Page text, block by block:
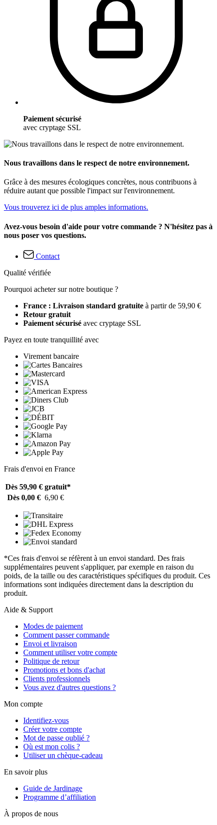
Paiement sécurisé
avec cryptage SSL
Nous travaillons dans le respect de notre environnement.
Grâce à des mesures écologiques concrètes, nous contribuons à
réduire autant que possible l'impact sur l'environnement.
Vous trouverez ici de plus amples informations.
Avez-vous besoin d'aide pour votre commande ? N'hésitez pas à
nous poser vos questions.
Contact
Qualité vérifiée
Pourquoi acheter sur notre boutique ?
France : Livraison standard gratuite à partir de 59,90 €
Retour gratuit
Paiement sécurisé avec cryptage SSL
Payez en toute tranquillité avec
Virement bancaire
Frais d'envoi en France
Dès 59,90 € gratuit*
Dès 0,00 € 6,90 €
*Ces frais d'envoi se réfèrent à un envoi standard. Des frais
supplémentaires peuvent s'appliquer, par exemple en raison du
poids, de la taille ou des caractéristiques spécifiques du produit. Ces
informations sont indiquées directement dans la description du
produit.
Aide & Support
Modes de paiement
Comment passer commande
Envoi et livraison
Comment utiliser votre compte
Politique de retour
Promotions et bons d'achat
Clients professionnels
Vous avez d'autres questions ?
Mon compte
Identifiez-vous
Créer votre compte
Mot de passe oublié ?
Où est mon colis ?
Utiliser un chèque-cadeau
En savoir plus
Guide de Jardinage
Programme d’affiliation
À propos de nous